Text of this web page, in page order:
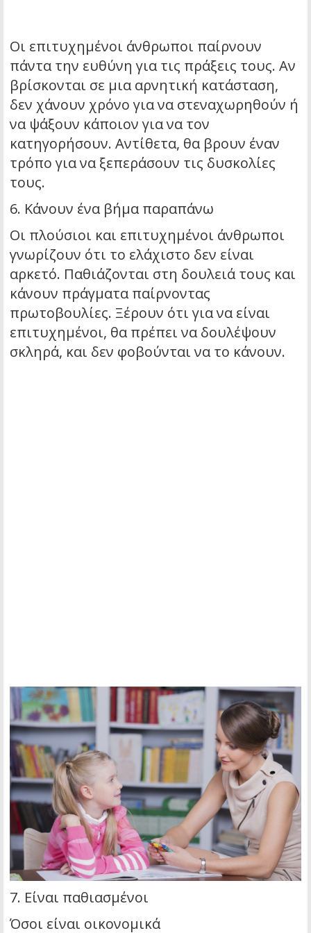
Οι επιτυχημένοι άνθρωποι παίρνουν
πάντα την ευθύνη για τις πράξεις τους. Αν
βρίσκονται σε μια αρνητική κατάσταση,
δεν χάνουν χρόνο για να στεναχωρηθούν ή
να ψάξουν κάποιον για να τον
κατηγορήσουν. Αντίθετα, θα βρουν έναν
τρόπο για να ξεπεράσουν τις δυσκολίες
τους.
6. Κάνουν ένα βήμα παραπάνω
Οι πλούσιοι και επιτυχημένοι άνθρωποι
γνωρίζουν ότι το ελάχιστο δεν είναι
αρκετό. Παθιάζονται στη δουλειά τους και
κάνουν πράγματα παίρνοντας
πρωτοβουλίες. Ξέρουν ότι για να είναι
επιτυχημένοι, θα πρέπει να δουλέψουν
σκληρά, και δεν φοβούνται να το κάνουν.
7. Είναι παθιασμένοι
Όσοι είναι οικονομικά